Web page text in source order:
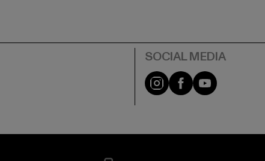
Instagram
FacebookYouTube